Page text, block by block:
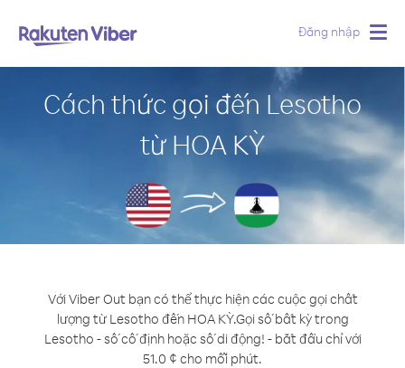
Đăng nhập
Cách thức gọi đến Lesotho
từ HOA KỲ
Với Viber Out bạn có thể thực hiện các cuộc gọi chất
lượng từ Lesotho đến HOA KỲ.Gọi số bất kỳ trong
Lesotho - số cố định hoặc số di động! - bắt đầu chỉ với
51.0 ¢ cho mỗi phút.